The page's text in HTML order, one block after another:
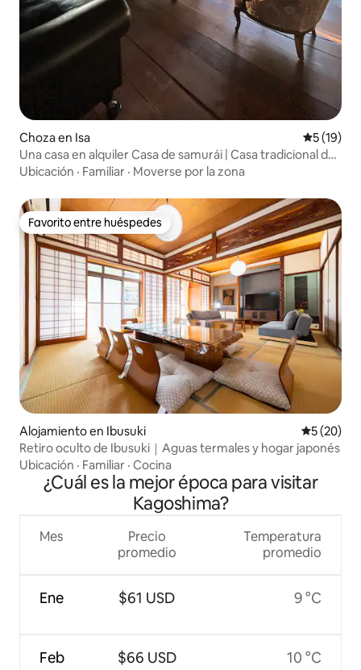
Choza en Isa
5 (19)
Una casa en alquiler Casa de samurái | Casa tradicional de
150 años | Alojamiento con jardín y experiencias | Samurai
Ubicación · Familiar · Moverse por la zona
Favorito entre huéspedes
Favorito entre huéspedes
Alojamiento en Ibusuki
5 (20)
Retiro oculto de Ibusuki｜Aguas termales y hogar japonés
Ubicación · Familiar · Cocina
¿Cuál es la mejor época para visitar
Kagoshima?
Mes
Ene
Feb
Precio
promedio
$61 USD
$66 USD
Temperatura
promedio
9 °C
10 °C